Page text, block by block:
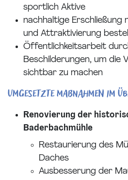
sportlich Aktive
nachhaltige Erschließung
und Attraktivierung
Öffentlichkeitsarbeit
Beschilderungen, um die
sichtbar zu machen
Umgesetzte Maßnahmen im
Renovierung der
Baderbachmühle
Restaurierung des
Daches
Ausbesserung der